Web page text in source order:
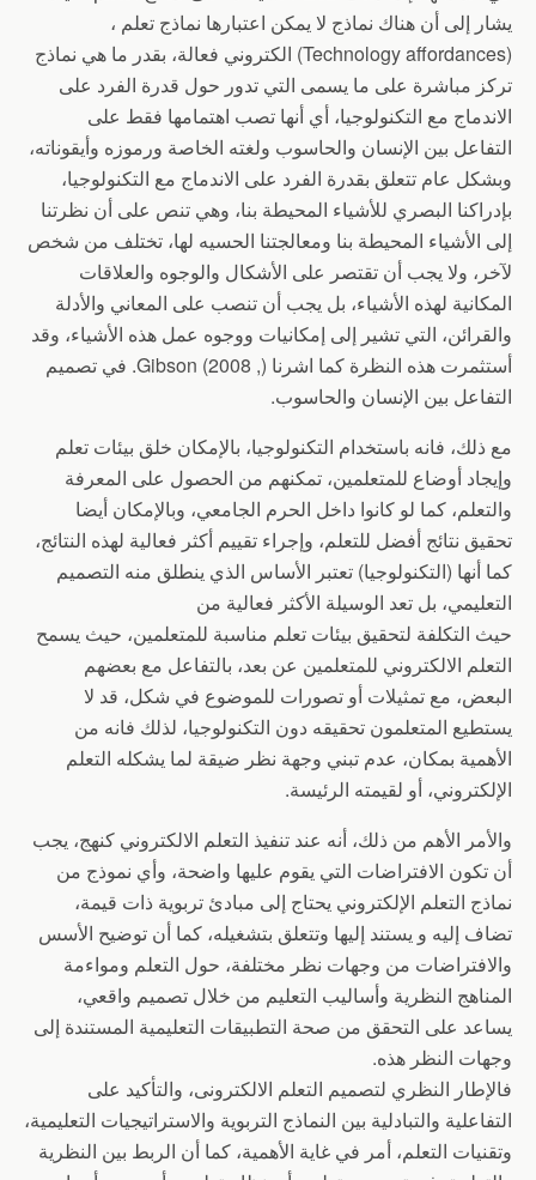
يشار إلى أن هناك نماذج لا يمكن اعتبارها نماذج تعلم ،
(Technology affordances) الكتروني فعالة، بقدر ما هي نماذج
تركز مباشرة على ما يسمى التي تدور حول قدرة الفرد على
الاندماج مع التكنولوجيا، أي أنها تصب اهتمامها فقط على
التفاعل بين الإنسان والحاسوب ولغته الخاصة ورموزه وأيقوناته،
وبشكل عام تتعلق بقدرة الفرد على الاندماج مع التكنولوجيا،
بإدراكنا البصري للأشياء المحيطة بنا، وهي تنص على أن نظرتنا
إلى الأشياء المحيطة بنا ومعالجتنا الحسيه لها، تختلف من شخص
لآخر، ولا يجب أن تقتصر على الأشكال والوجوه والعلاقات
المكانية لهذه الأشياء، بل يجب أن تنصب على المعاني والأدلة
والقرائن، التي تشير إلى إمكانيات ووجوه عمل هذه الأشياء، وقد
أستثمرت هذه النظرة كما اشرنا (, 2008) Gibson. في تصميم
التفاعل بين الإنسان والحاسوب.
مع ذلك، فانه باستخدام التكنولوجيا، بالإمكان خلق بيئات تعلم
وإيجاد أوضاع للمتعلمين، تمكنهم من الحصول على المعرفة
والتعلم، كما لو كانوا داخل الحرم الجامعي، وبالإمكان أيضا
تحقيق نتائج أفضل للتعلم، وإجراء تقييم أكثر فعالية لهذه النتائج،
كما أنها (التكنولوجيا) تعتبر الأساس الذي ينطلق منه التصميم
التعليمي، بل تعد الوسيلة الأكثر فعالية من
حيث التكلفة لتحقيق بيئات تعلم مناسبة للمتعلمين، حيث يسمح
التعلم الالكتروني للمتعلمين عن بعد، بالتفاعل مع بعضهم
البعض، مع تمثيلات أو تصورات للموضوع في شكل، قد لا
يستطيع المتعلمون تحقيقه دون التكنولوجيا، لذلك فانه من
الأهمية بمكان، عدم تبني وجهة نظر ضيقة لما يشكله التعلم
الإلكتروني، أو لقيمته الرئيسة.
والأمر الأهم من ذلك، أنه عند تنفيذ التعلم الالكتروني كنهج، يجب
أن تكون الافتراضات التي يقوم عليها واضحة، وأي نموذج من
نماذج التعلم الإلكتروني يحتاج إلى مبادئ تربوية ذات قيمة،
تضاف إليه و يستند إليها وتتعلق بتشغيله، كما أن توضيح الأسس
والافتراضات من وجهات نظر مختلفة، حول التعلم ومواءمة
المناهج النظرية وأساليب التعليم من خلال تصميم واقعي،
يساعد على التحقق من صحة التطبيقات التعليمية المستندة إلى
وجهات النظر هذه.
فالإطار النظري لتصميم التعلم الالكترونى، والتأكيد على
التفاعلية والتبادلية بين النماذج التربوية والاستراتيجيات التعليمية،
وتقنيات التعلم، أمر في غاية الأهمية، كما أن الربط بين النظرية